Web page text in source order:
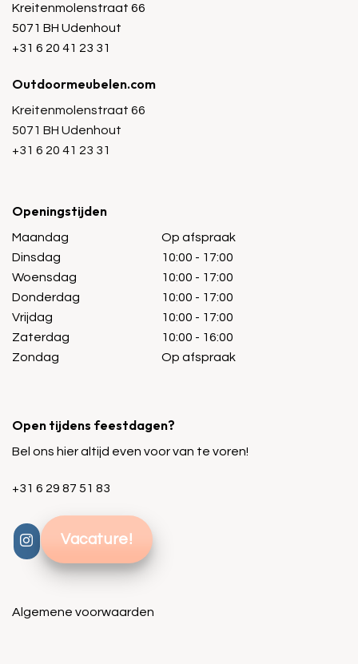
Kreitenmolenstraat 66
5071 BH Udenhout
+31 6 20 41 23 31
Outdoormeubelen.com
Kreitenmolenstraat 66
5071 BH Udenhout
+31 6 20 41 23 31
Openingstijden
Maandag
Dinsdag
Woensdag
Donderdag
Vrijdag
Zaterdag
Zondag
Op afspraak
10:00 - 17:00
10:00 - 17:00
10:00 - 17:00
10:00 - 17:00
10:00 - 16:00
Op afspraak
Open tijdens feestdagen?
Bel ons hier altijd even voor van te voren!
+31 6 29 87 51 83
Vacature!
Algemene voorwaarden